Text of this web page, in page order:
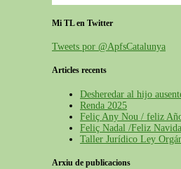
Mi TL en Twitter
Tweets por @ApfsCatalunya
Articles recents
Desheredar al hijo
Renda 2025
Feliç Any Nou / feliz
Feliç Nadal /Feliz
Taller Jurídico Ley
Arxiu de publicacions